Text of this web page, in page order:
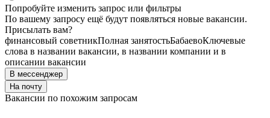
Попробуйте изменить запрос или фильтры
По вашему запросу ещё будут появляться новые вакансии.
Присылать вам?
финансовый советникПолная занятостьБабаевоКлючевые
слова в названии вакансии, в названии компании и в
описании вакансии
В мессенджер
На почту
Вакансии по похожим запросам